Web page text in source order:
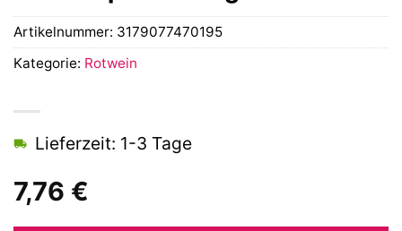
7,76 €
Lieferzeit: 1-3 Tage
Artikelnummer: 3179077470195
Kategorie: Rotwein